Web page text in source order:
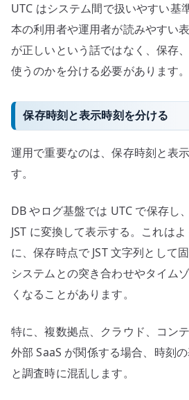
UTC はシステム間で扱いやすい基
本の利用者や運用者が読みやすい
が正しいという話ではなく、保存
使うのかを分ける必要があります。
保存時刻と表示時刻を分ける
運用で重要なのは、保存時刻と表
す。
DB やログ基盤では UTC で保存し
JST に変換して表示する。これは
に、保存時点で JST 文字列として
システムとの突き合わせやタイム
くなることがあります。
特に、複数拠点、クラウド、コン
外部 SaaS が関係する場合、時刻
と調査時に混乱します。